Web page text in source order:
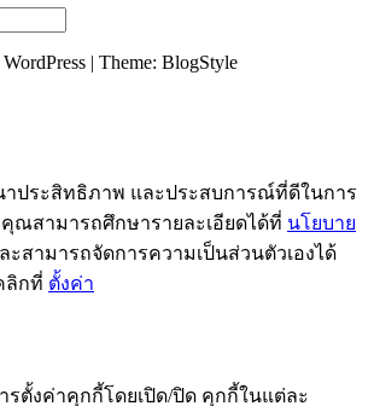
| Theme: BlogStyle
าประสิทธิภาพ และประสบการณ์ที่ดีในการ
ณสามารถศึกษารายละเอียดได้ที่ นโยบาย
ะสามารถจัดการความเป็นส่วนตัวเองได้
ลิกที่ ตั้งค่า
ตั้งค่าคุกกี้โดยเปิด/ปิด คุกกี้ในแต่ละ